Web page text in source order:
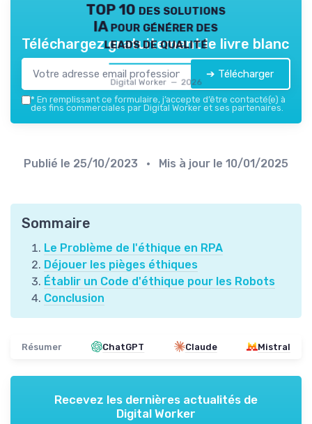
TOP 10 des solutions
IA pour générer des
leads de qualité
Digital Worker — 2026
Téléchargez gratuitement le livre blanc
➔ Télécharger
* En remplissant ce formulaire, j’accepte d’être contacté(e) à
des fins commerciales par Digital Worker et ses partenaires.
Publié le 25/10/2023 • Mis à jour le 10/01/2025
Sommaire
Le Problème de l'éthique en RPA
Déjouer les pièges éthiques
Établir un Code d'éthique pour les Robots
Conclusion
Résumer ChatGPT Claude Mistral
Recevez les dernières actualités de
Digital Worker